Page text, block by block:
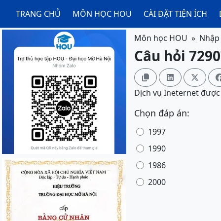
TRANG CHỦ MÔN HỌC HOU CÀI ĐẶT TIỆN ÍCH
Môn học HOU
Câu hỏi
  
Dịch vụ Ineternet
Chọn đáp án:
1997
1990
1986
2000